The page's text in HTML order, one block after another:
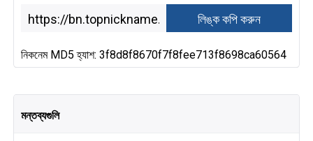
নিকনেম MD5 হ্যাশ: 3f8d8f8670f7f8fee713f8698ca60564
মন্তব্যগুলি